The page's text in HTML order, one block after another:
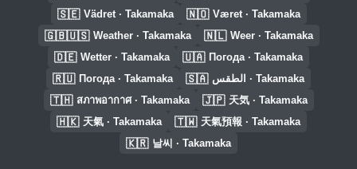
🇸🇪 Vädret · Takamaka 🇳🇴 Været · Takamaka
🇬🇧🇺🇸 Weather · Takamaka 🇳🇱 Weer · Takamaka
🇩🇪 Wetter · Takamaka 🇺🇦 Погода · Takamaka
🇷🇺 Погода · Takamaka 🇸🇦 الطقس · Takamaka
🇹🇭 สภาพอากาศ · Takamaka 🇯🇵 天気 · Takamaka
🇭🇰 天氣 · Takamaka 🇹🇼 天氣預報 · Takamaka
🇰🇷 날씨 · Takamaka